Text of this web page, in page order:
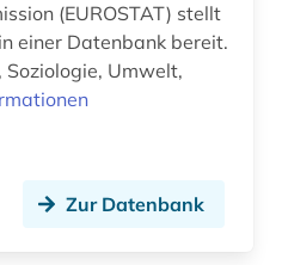
(EUROSTAT) stellt
einer Datenbank bereit.
Umwelt,
Zur Datenbank